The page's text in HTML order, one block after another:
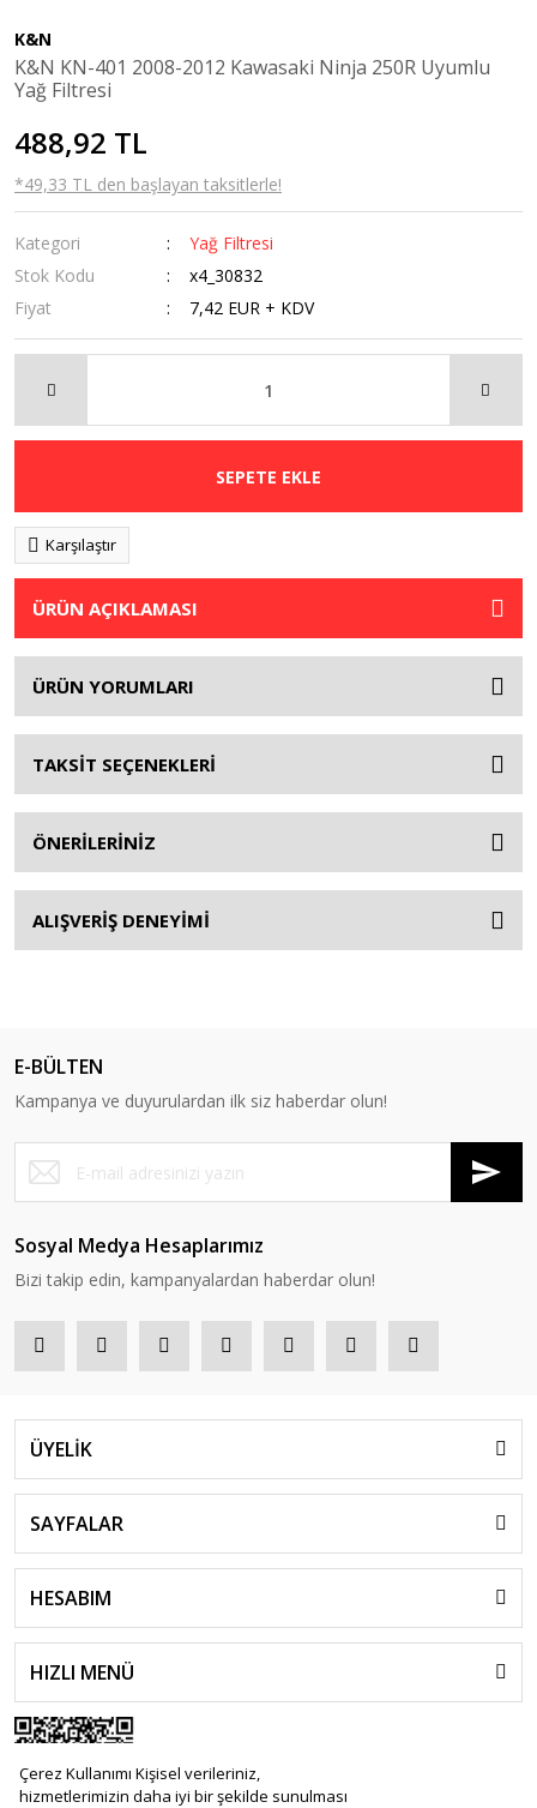
Çerez Kullanımı Kişisel verileriniz,
hizmetlerimizin daha iyi bir şekilde sunulması
K&N
K&N KN-401 2008-2012 Kawasaki Ninja 250R Uyumlu
Yağ Filtresi
488,92 TL
*49,33 TL den başlayan taksitlerle!
Kategori
Yağ Filtresi
Stok Kodu
x4_30832
Fiyat
7,42 EUR + KDV
SEPETE EKLE
Karşılaştır
ÜRÜN AÇIKLAMASI
ÜRÜN YORUMLARI
TAKSİT SEÇENEKLERİ
ÖNERİLERİNİZ
ALIŞVERİŞ DENEYİMİ
E-BÜLTEN
Kampanya ve duyurulardan ilk siz haberdar olun!
Sosyal Medya Hesaplarımız
Bizi takip edin, kampanyalardan haberdar olun!
ÜYELİK
SAYFALAR
HESABIM
HIZLI MENÜ